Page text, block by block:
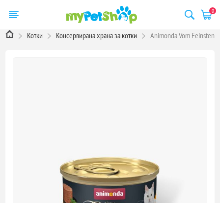
0
Котки Консервирана храна за котки Animonda Vom Feinsten